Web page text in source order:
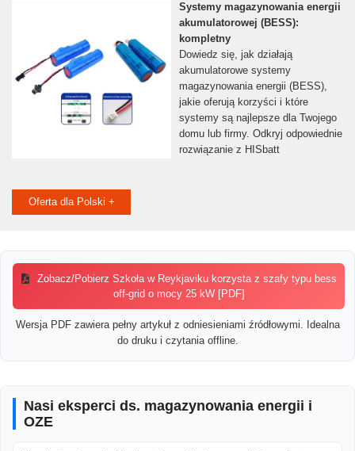
Systemy magazynowania energii
akumulatorowej (BESS):
kompletny
Dowiedz się, jak działają
akumulatorowe systemy
magazynowania energii (BESS),
jakie oferują korzyści i które
systemy są najlepsze dla Twojego
domu lub firmy. Odkryj odpowiednie
rozwiązanie z HISbatt
Oferta dla Polski +
Zobacz/Pobierz Szkoła w Reykjaviku korzysta z szafy typu bess
off-grid o mocy 25 kW [PDF]
Wersja PDF zawiera pełny artykuł z odniesieniami źródłowymi. Idealna
do druku i czytania offline.
Nasi eksperci ds. magazynowania energii i
OZE